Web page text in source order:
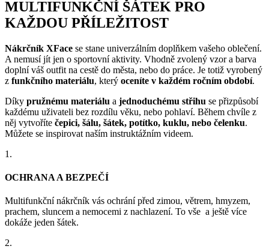
MULTIFUNKČNÍ ŠÁTEK PRO
KAŽDOU PŘÍLEŽITOST
Nákrčník XFace se stane univerzálním doplňkem vašeho oblečení.
A nemusí jít jen o sportovní aktivity. Vhodně zvolený vzor a barva
doplní váš outfit na cestě do města, nebo do práce. Je totiž vyrobený
z funkčního materiálu, který oceníte v každém ročním období.
Díky pružnému materiálu a jednoduchému střihu se přizpůsobí
každému uživateli bez rozdílu věku, nebo pohlaví. Během chvíle z
něj vytvoříte čepici, šálu, šátek, potítko, kuklu, nebo čelenku.
Můžete se inspirovat naším instruktážním videem.
1.
OCHRANA A BEZPEČÍ
Multifunkční nákrčník vás ochrání před zimou, větrem, hmyzem,
prachem, sluncem a nemocemi z nachlazení. To vše a ještě více
dokáže jeden šátek.
2.